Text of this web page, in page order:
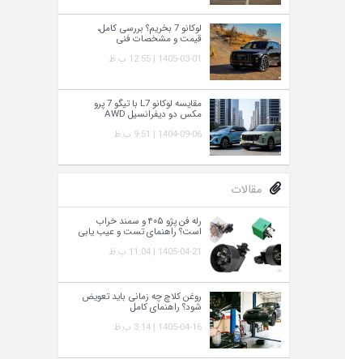
لوکانو 7 بخریم؟ بررسی کامل،
قیمت و مشخصات فنی
1405-03-01 | 12:55 ب.ظ
مقایسه لوکانو L7 با تیگو 7 پرو
مکس دو دیفرانسیل AWD
1404-09-06 | 9:51 ب.ظ
مقالات
رله فن پژو ۴۰۵ و سمند خراب
است؟ راهنمای تست و عیب‌ یابی
1405-04-21 | 11:04 ب.ظ
روغن کلاچ چه زمانی باید تعویض
شود؟ راهنمای کامل
1405-04-16 | 3:14 ب.ظ